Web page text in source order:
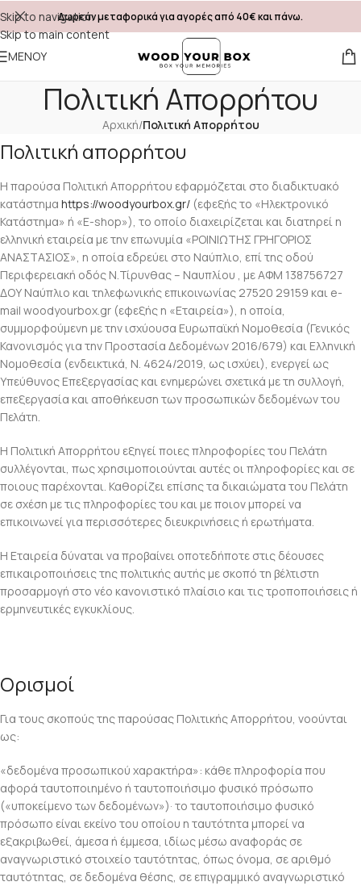
Skip to navigation
Skip to main content
Δωρεάν μεταφορικά για αγορές από 40€ και πάνω.
ΜΕΝΟΎ
Πολιτική Απορρήτου
Αρχική/Πολιτική Απορρήτου
Πολιτική απορρήτου
Η παρούσα Πολιτική Απορρήτου εφαρμόζεται στο διαδικτυακό
κατάστημα https://woodyourbox.gr/ (εφεξής το «Ηλεκτρονικό
Κατάστημα» ή «E-shop»), το οποίο διαχειρίζεται και διατηρεί η
ελληνική εταιρεία με την επωνυμία «ΡΟΙΝΙΩΤΗΣ ΓΡΗΓΟΡΙΟΣ
ΑΝΑΣΤΑΣΙΟΣ», η οποία εδρεύει στο Ναύπλιο, επί της οδού
Περιφερειακή οδός Ν.Τίρυνθας – Ναυπλίου , με ΑΦΜ 138756727
ΔΟΥ Ναύπλιο και τηλεφωνικής επικοινωνίας 27520 29159 και e-
mail woodyourbox.gr (εφεξής η «Εταιρεία»), η οποία,
συμμορφούμενη με την ισχύουσα Ευρωπαϊκή Νομοθεσία (Γενικός
Κανονισμός για την Προστασία Δεδομένων 2016/679) και Ελληνική
Νομοθεσία (ενδεικτικά, Ν. 4624/2019, ως ισχύει), ενεργεί ως
Υπεύθυνος Επεξεργασίας και ενημερώνει σχετικά με τη συλλογή,
επεξεργασία και αποθήκευση των προσωπικών δεδομένων του
Πελάτη.
Η Πολιτική Απορρήτου εξηγεί ποιες πληροφορίες του Πελάτη
συλλέγονται, πως χρησιμοποιούνται αυτές οι πληροφορίες και σε
ποιους παρέχονται. Καθορίζει επίσης τα δικαιώματα του Πελάτη
σε σχέση με τις πληροφορίες του και με ποιον μπορεί να
επικοινωνεί για περισσότερες διευκρινήσεις ή ερωτήματα.
Η Εταιρεία δύναται να προβαίνει οποτεδήποτε στις δέουσες
επικαιροποιήσεις της πολιτικής αυτής με σκοπό τη βέλτιστη
προσαρμογή στο νέο κανονιστικό πλαίσιο και τις τροποποιήσεις ή
ερμηνευτικές εγκυκλίους.
Ορισμοί
Για τους σκοπούς της παρούσας Πολιτικής Απορρήτου, νοούνται
ως:
«δεδομένα προσωπικού χαρακτήρα»: κάθε πληροφορία που
αφορά ταυτοποιημένο ή ταυτοποιήσιμο φυσικό πρόσωπο
(«υποκείμενο των δεδομένων»)· το ταυτοποιήσιμο φυσικό
πρόσωπο είναι εκείνο του οποίου η ταυτότητα μπορεί να
εξακριβωθεί, άμεσα ή έμμεσα, ιδίως μέσω αναφοράς σε
αναγνωριστικό στοιχείο ταυτότητας, όπως όνομα, σε αριθμό
ταυτότητας, σε δεδομένα θέσης, σε επιγραμμικό αναγνωριστικό